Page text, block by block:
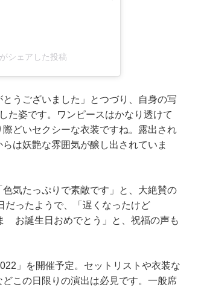
シェアした投稿
うございました」とつづり、自身の写
た姿です。ワンピースはかなり透けて
どいセクシーな衣装ですね。露出され
は妖艶な雰囲気が醸し出されていま
気たっぷりで素敵です︎」と、大絶賛の
だったようで、「遅くなったけど
お誕生日おめでとう」と、祝福の声も
」を開催予定。セットリストや衣装な
この日限りの演出は必見です。一般席